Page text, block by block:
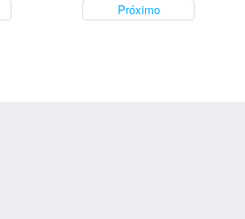
Próximo